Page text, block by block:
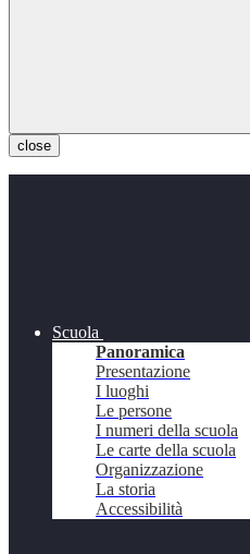
close
Scuola
Panoramica
Presentazione
I luoghi
Le persone
I numeri della scuola
Le carte della scuola
Organizzazione
La storia
Accessibilità